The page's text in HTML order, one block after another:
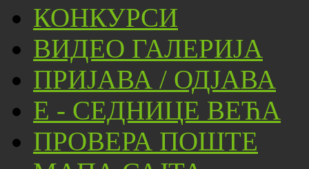
КОНКУРСИ
ВИДЕО ГАЛЕРИЈА
ПРИЈАВА / ОДЈАВА
Е - СЕДНИЦЕ ВЕЋА
ПРОВЕРА ПОШТЕ